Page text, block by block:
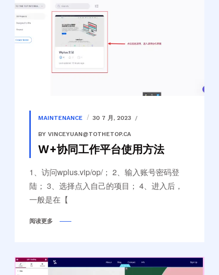
MAINTENANCE 30 7 月, 2023
BY VINCEYUAN@TOTHETOP.CA
W+协同工作平台使用方法
1、访问wplus.vip/op/； 2、输入账号密码登
陆； 3、选择点入自己的项目； 4、进入后，
一般是在【
阅读更多